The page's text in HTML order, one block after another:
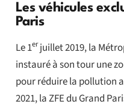
Les véhicules
Paris
Le 1erjuillet 2019, la
instauré à son tour une
pour réduire la pollution
2021, la ZFE du Grand